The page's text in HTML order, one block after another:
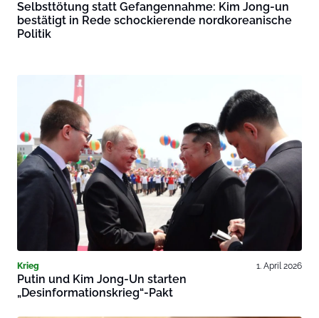
Selbsttötung statt Gefangennahme: Kim Jong-un
bestätigt in Rede schockierende nordkoreanische
Politik
Krieg 1. April 2026
Putin und Kim Jong-Un starten
„Desinformationskrieg“-Pakt